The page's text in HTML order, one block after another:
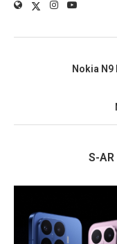
Nokia
S-AR